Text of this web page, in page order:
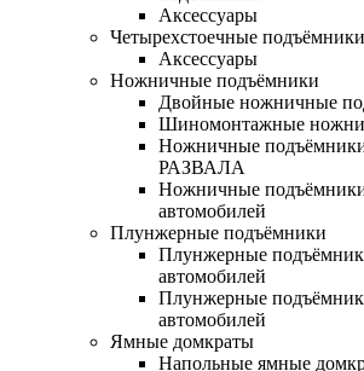
Аксессуары
Четырехстоечные подъёмники
Аксессуары
Ножничные подъёмники
Двойные ножничные
Шиномонтажные
Ножничные
РАЗВАЛА
Ножничные
автомобилей
Плунжерные подъёмники
Плунжерные
автомобилей
Плунжерные
автомобилей
Ямные домкраты
Напольные ямные